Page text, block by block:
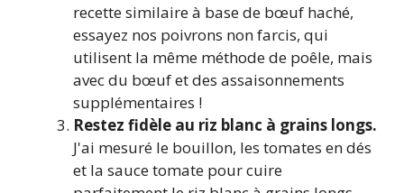
recette similaire à base de bœuf haché,
essayez nos poivrons non farcis, qui
utilisent la même méthode de poêle, mais
avec du bœuf et des assaisonnements
supplémentaires !
Restez fidèle au riz blanc à grains longs.
J'ai mesuré le bouillon, les tomates en dés
et la sauce tomate pour cuire